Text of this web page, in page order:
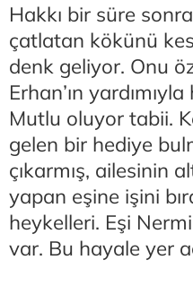
Hakkı bir süre
çatlatan kökünü
denk geliyor. Onu
Erhan’ın
Mutlu oluyor tabii.
gelen bir hediye
çıkarmış, ailesinin
yapan eşine işini
heykelleri. Eşi
var. Bu hayale yer